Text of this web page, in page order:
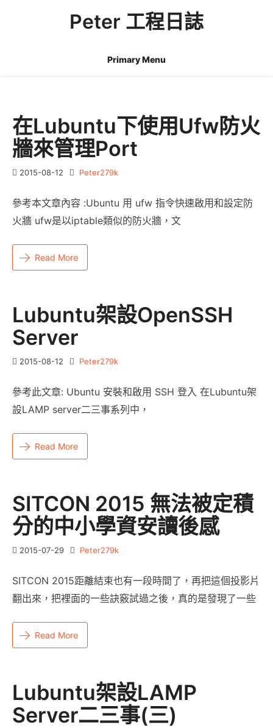
Peter 工程日誌
Primary Menu
在Lubuntu下使用ufw防火
牆來管理port
2015-08-12 Peter279k
參考本文章內容 :Ubuntu 用 ufw 指令快速啟用和設定防
火牆 ufw是以iptable類似的防火牆，文
Read More
Lubuntu架設OpenSSH
Server
2015-08-12 Peter279k
參考此文章: Ubuntu 安裝和啟用 SSH 登入 在Lubuntu架
設LAMP server二三事系列中，
Read More
SITCON 2015 無法被定積
分的中小學資安讀後感
2015-07-29 Peter279k
SITCON 2015距離結束也有一段時間了，再把這個投影片
翻出來，把裡面的一些訣竅試過之後，真的是發現了一些
Read More
Lubuntu架設LAMP
Server二三事(三)